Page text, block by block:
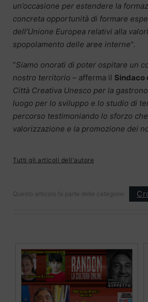
un’occasione per estendere la
concreta opportunità di formare
dell’Unione Europea relativi alla
spopolamento delle aree interne“.
“Siamo onorati di poter ospitare un
nostro territorio – afferma il Sindaco
Città Creativa Unesco per la
luogo per lo sviluppo e lo studio di
percorso testimoniando lo sforzo
valorizzazione e la promozione dei
Tutti gli articoli dell'autore
Questo articolo fa parte delle categorie: